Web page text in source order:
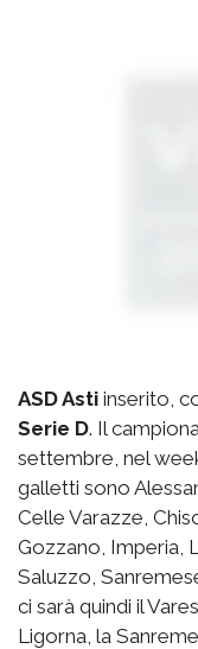
ASD Asti inserito,
Serie D. Il
settembre, nel
galletti sono
Celle Varazze,
Gozzano, Imperia,
Saluzzo,
ci sarà quindi il
Ligorna, la